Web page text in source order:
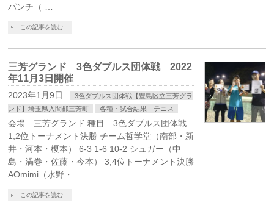
パンチ（ …
この記事を読む
三芳グランド 3色ダブルス団体戦 2022
年11月3日開催
2023年1月9日
3色ダブルス団体戦【豊島区立三芳グラ
ンド】埼玉県入間郡三芳町
各種・試合結果｜テニス
会場 三芳グランド 種目 3色ダブルス団体戦
1,2位トーナメント決勝 チーム哲学堂（南部・新
井・河本・榎本） 6-3 1-6 10-2 シュガー（中
島・渦巻・佐藤・今本） 3,4位トーナメント決勝
AOmimi（水野・ …
この記事を読む